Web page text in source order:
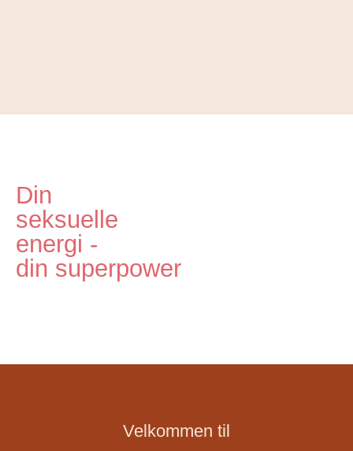
Din
seksuelle
energi -
din superpower
Velkommen til